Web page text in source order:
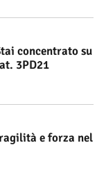
concentrato su
3PD21
e forza nel